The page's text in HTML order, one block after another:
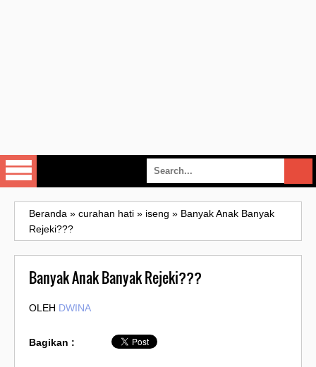
Beranda » curahan hati » iseng » Banyak Anak Banyak
Rejeki???
Banyak Anak Banyak Rejeki???
OLEH DWINA
Bagikan :